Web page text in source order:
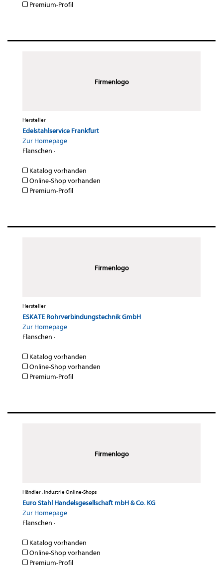
Premium-Profil
Firmenlogo
Hersteller
Edelstahlservice Frankfurt
Zur Homepage
Flanschen ·
Katalog vorhanden
Online-Shop vorhanden
Premium-Profil
Firmenlogo
Hersteller
ESKATE Rohrverbindungstechnik GmbH
Zur Homepage
Flanschen ·
Katalog vorhanden
Online-Shop vorhanden
Premium-Profil
Firmenlogo
Händler , Industrie Online-Shops
Euro Stahl Handelsgesellschaft mbH & Co. KG
Zur Homepage
Flanschen ·
Katalog vorhanden
Online-Shop vorhanden
Premium-Profil